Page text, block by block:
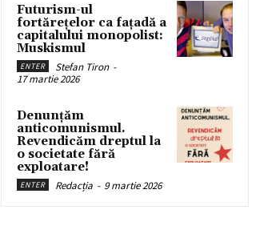
Futurism-ul
fortărețelor ca fațadă a
capitalului monopolist:
Muskismul
ENTER Stefan Tiron -
17 martie 2026
Denunțăm
anticomunismul.
Revendicăm dreptul la
o societate fără
exploatare!
ENTER Redacția - 9 martie 2026